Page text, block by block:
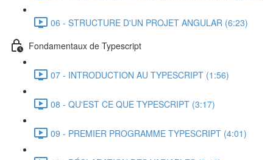
06 - STRUCTURE D'UN PROJET ANGULAR (6:23)
Fondamentaux de Typescript
07 - INTRODUCTION AU TYPESCRIPT (1:56)
08 - QU'EST CE QUE TYPESCRIPT (3:17)
09 - PREMIER PROGRAMME TYPESCRIPT (4:01)